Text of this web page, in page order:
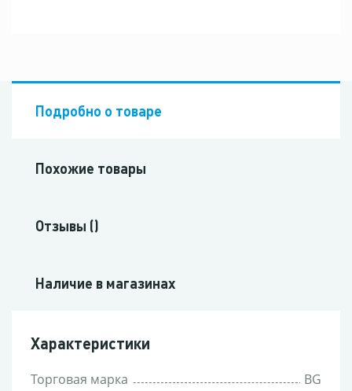
Подробно о товаре
Похожие товары
Отзывы ()
Наличие в магазинах
Характеристики
Торговая марка BG